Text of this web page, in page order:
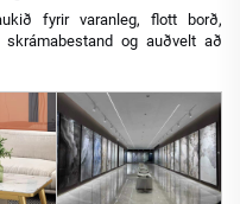
fyrir varanleg, flott borð,
og auðvelt að